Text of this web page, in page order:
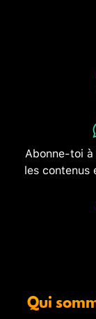
Abonne-toi
les
Qui